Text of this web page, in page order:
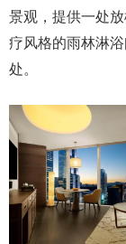
景观，提供一处
疗风格的雨林淋
处。